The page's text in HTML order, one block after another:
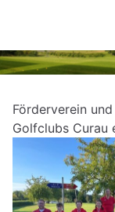
Förderverein
Golfclubs Curau